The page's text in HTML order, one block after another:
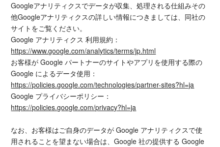
Googleアナリティクスでデータが収集、処理される仕組みその
他Googleアナリティクスの詳しい情報につきましては、同社の
サイトをご覧ください。
Google アナリティクス 利用規約：
https://www.google.com/analytics/terms/jp.html
お客様が Google パートナーのサイトやアプリを使用する際の
Google によるデータ使用：
https://policies.google.com/technologies/partner-sites?hl=ja
Google プライバシーポリシー：
https://policies.google.com/privacy?hl=ja
なお、お客様はご自身のデータが Google アナリティクスで使
用されることを望まない場合は、Google 社の提供する Google